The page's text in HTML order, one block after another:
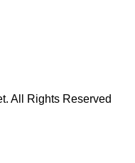
All Rights Reserved